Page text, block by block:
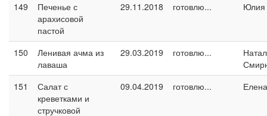
149
Печенье с
арахисовой
пастой
29.11.2018 готовлю... Юлия
150
Ленивая ачма из
лаваша
29.03.2019 готовлю...
151
Салат с
креветками и
стручковой
09.04.2019 готовлю...